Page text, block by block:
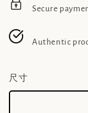
Secure
Authentic
尺寸